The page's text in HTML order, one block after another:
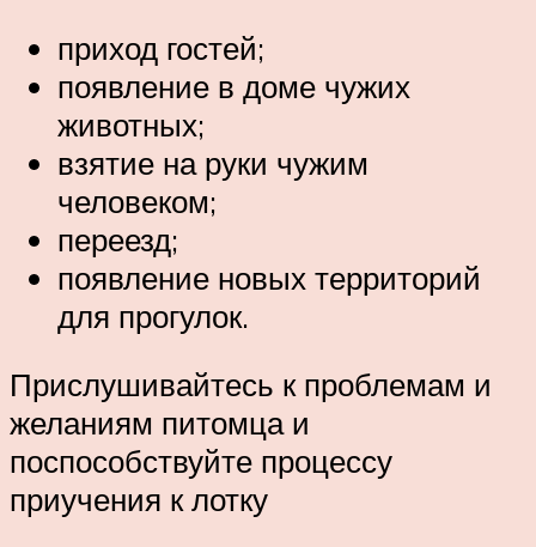
приход гостей;
появление в доме чужих
животных;
взятие на руки чужим
человеком;
переезд;
появление новых территорий
для прогулок.
Прислушивайтесь к проблемам и
желаниям питомца и
поспособствуйте процессу
приучения к лотку